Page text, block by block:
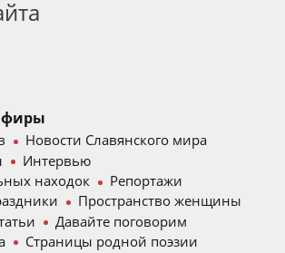
Новости Славянского мира
Интервью
находок
Репортажи
Пространство женщины
Давайте поговорим
Страницы родной поэзии